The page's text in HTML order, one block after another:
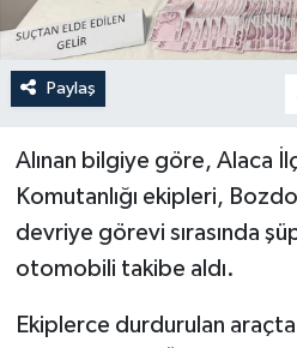
Paylaş
Alınan bilgiye göre, Alaca
Komutanlığı ekipleri,
devriye görevi sırasında
otomobili takibe aldı.
Ekiplerce durdurulan